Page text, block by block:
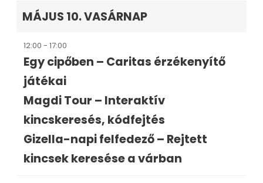
MÁJUS 10. VASÁRNAP
12:00 - 17:00
Egy cipőben – Caritas érzékenyítő
játékai
Magdi Tour – Interaktív
kincskeresés, kódfejtés
Gizella-napi felfedező – Rejtett
kincsek keresése a várban